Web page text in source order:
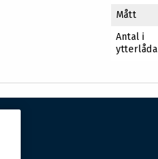
Mått
Antal i
ytterlåda